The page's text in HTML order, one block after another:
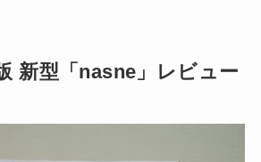
新型「nasne」レビュー